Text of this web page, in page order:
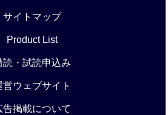
サイトマップ
Product List
読・試読申込み
営ウェブサイト
告掲載について